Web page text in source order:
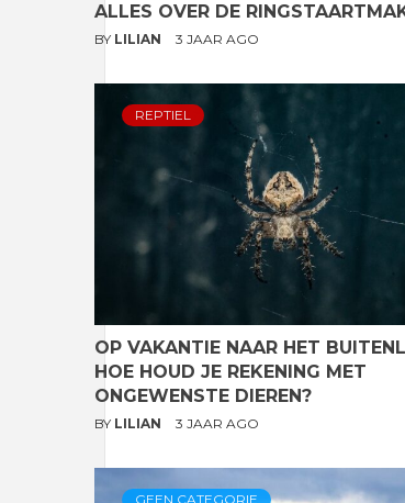
ALLES OVER DE
BY LILIAN 3 JAAR AGO
REPTIEL
OP VAKANTIE NAAR HET
HOE HOUD JE REKENING MET
ONGEWENSTE DIEREN?
BY LILIAN 3 JAAR AGO
GEEN CATEGORIE